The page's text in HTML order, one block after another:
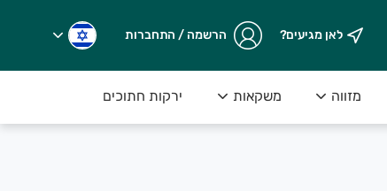
לאן מגיעים? הרשמה / התחברות
מזווה משקאות ירקות חתוכים